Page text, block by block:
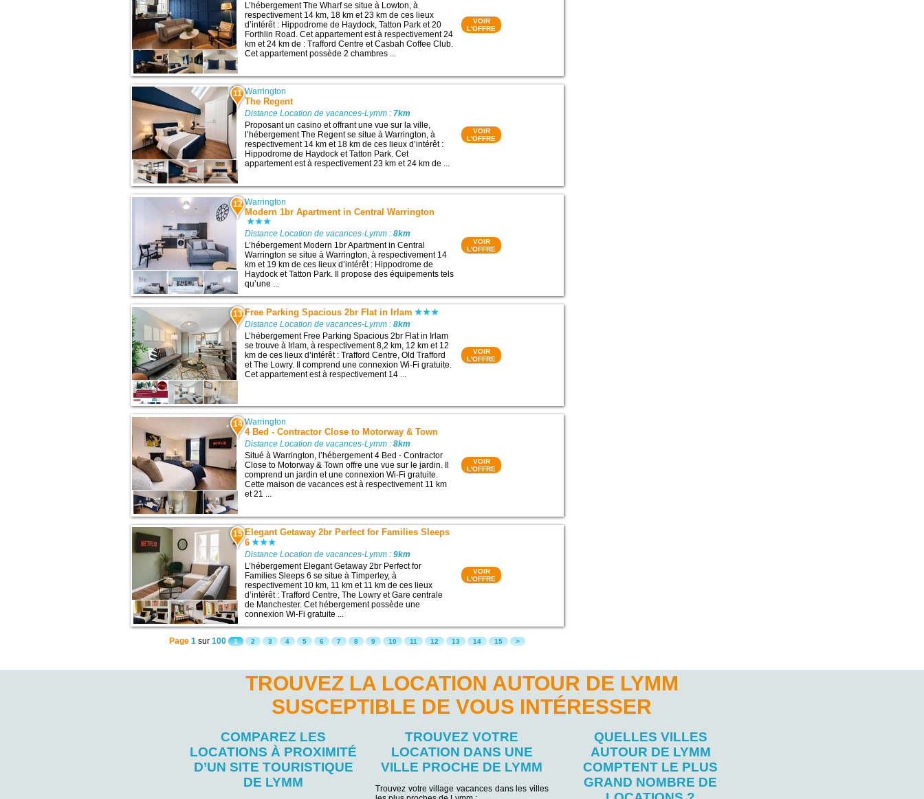
L’hébergement The Wharf se situe à Lowton, à
respectivement 14 km, 18 km et 23 km de ces lieux
d’intérêt : Hippodrome de Haydock, Tatton Park et 20
Forthlin Road. Cet appartement est à respectivement 24
km et 24 km de : Trafford Centre et Casbah Coffee Club.
Cet appartement possède 2 chambres ...
VOIR
L'OFFRE
11 Warrington
The Regent
Distance Location de vacances-Lymm : 7km
Proposant un casino et offrant une vue sur la ville,
l’hébergement The Regent se situe à Warrington, à
respectivement 14 km et 18 km de ces lieux d’intérêt :
Hippodrome de Haydock et Tatton Park. Cet
appartement est à respectivement 23 km et 24 km de ...
VOIR
L'OFFRE
12 Warrington
Modern 1br Apartment in Central Warrington
Distance Location de vacances-Lymm :8km
L’hébergement Modern 1br Apartment in Central
Warrington se situe à Warrington, à respectivement 14
km et 19 km de ces lieux d’intérêt : Hippodrome de
Haydock et Tatton Park. Il propose des équipements tels
qu’une ...
VOIR
L'OFFRE
13 Free Parking Spacious 2br Flat in Irlam
Distance Location de vacances-Lymm :8km
L’hébergement Free Parking Spacious 2br Flat in Irlam
se trouve à Irlam, à respectivement 8,2 km, 12 km et 12
km de ces lieux d’intérêt : Trafford Centre, Old Trafford
et The Lowry. Il comprend une connexion Wi-Fi gratuite.
Cet appartement est à respectivement 14 ...
VOIR
L'OFFRE
14 Warrington
4 Bed - Contractor Close to Motorway & Town
Distance Location de vacances-Lymm :8km
Situé à Warrington, l’hébergement 4 Bed - Contractor
Close to Motorway & Town offre une vue sur le jardin. Il
comprend un jardin et une connexion Wi-Fi gratuite.
Cette maison de vacances est à respectivement 11 km
et 21 ...
VOIR
L'OFFRE
15 Elegant Getaway 2br Perfect for Families Sleeps
6
Distance Location de vacances-Lymm :9km
L’hébergement Elegant Getaway 2br Perfect for
Families Sleeps 6 se situe à Timperley, à
respectivement 10 km, 11 km et 11 km de ces lieux
d’intérêt : Trafford Centre, The Lowry et Gare centrale
de Manchester. Cet hébergement possède une
connexion Wi-Fi gratuite ...
VOIR
L'OFFRE
Page 1 sur 100 1 2 3 4 5 6 7 8 9 10 11 12 13 14 15 >
TROUVEZ LA LOCATION AUTOUR DE LYMM
SUSCEPTIBLE DE VOUS INTÉRESSER
COMPAREZ LES
LOCATIONS À PROXIMITÉ
D’UN SITE TOURISTIQUE
DE LYMM
TROUVEZ VOTRE
LOCATION DANS UNE
VILLE PROCHE DE LYMM
Trouvez votre village vacances dans les villes
QUELLES VILLES
AUTOUR DE LYMM
COMPTENT LE PLUS
GRAND NOMBRE DE